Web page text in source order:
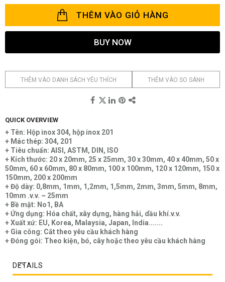
THÊM VÀO GIỎ HÀNG
BUY NOW
THÊM VÀO DANH SÁCH YÊU THÍCH THÊM VÀO SO SÁNH
QUICK OVERVIEW
+ Tên: Hộp inox 304, hộp inox 201
+ Mác thép: 304, 201
+ Tiêu chuẩn: AISI, ASTM, DIN, ISO
+ Kích thước: 20 x 20mm, 25 x 25mm, 30 x 30mm, 40 x 40mm, 50 x
50mm, 60 x 60mm, 80 x 80mm, 100 x 100mm, 120 x 120mm, 150 x
150mm, 200 x 200mm
+ Độ dày: 0,8mm, 1mm, 1,2mm, 1,5mm, 2mm, 3mm, 5mm, 8mm,
10mm .v.v. ~ 25mm
+ Bề mặt: No1, BA
+ Ứng dụng: Hóa chất, xây dựng, hàng hải, dầu khí.v.v.
+ Xuất xứ: EU, Korea, Malaysia, Japan, India.......
+ Gia công: Cắt theo yêu cầu khách hàng
+ Đóng gói: Theo kiện, bó, cây hoặc theo yêu cầu khách hàng
DETAILS